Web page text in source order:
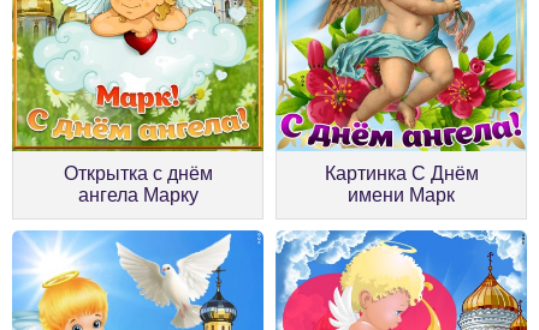
Открытка с днём
ангела Марку
Картинка С Днём
имени Марк